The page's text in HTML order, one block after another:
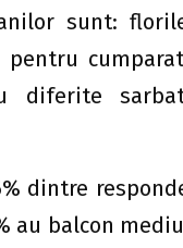
sunt:
diferite
dintre
au balcon